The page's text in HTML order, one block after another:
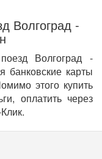
Волгоград -
Волгоград -
банковские карты
этого купить
оплатить через